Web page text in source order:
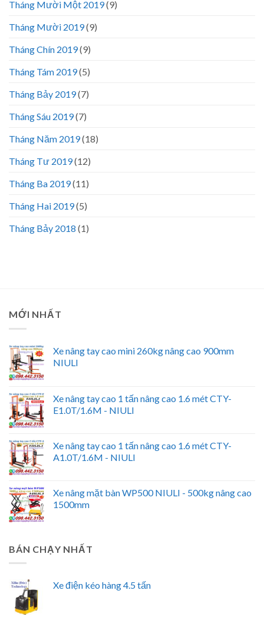
Tháng Mười Một 2019(9)
Tháng Mười 2019(9)
Tháng Chín 2019(9)
Tháng Tám 2019(5)
Tháng Bảy 2019(7)
Tháng Sáu 2019(7)
Tháng Năm 2019(18)
Tháng Tư 2019(12)
Tháng Ba 2019(11)
Tháng Hai 2019(5)
Tháng Bảy 2018 (1)
MỚI NHẤT
Xe nâng tay cao mini 260kg nâng cao 900mm
NIULI
Xe nâng tay cao 1 tấn nâng cao 1.6 mét CTY-
E1.0T/1.6M - NIULI
Xe nâng tay cao 1 tấn nâng cao 1.6 mét CTY-
A1.0T/1.6M - NIULI
Xe nâng mặt bàn WP500 NIULI - 500kg nâng cao
1500mm
BÁN CHẠY NHẤT
Xe điện kéo hàng 4.5 tấn